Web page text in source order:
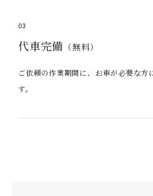
03
代車完備 （無料）
ご依頼の作業期間に、お車が必要な方
す。